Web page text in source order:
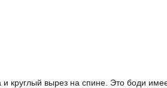
круглый вырез на спине. Это боди